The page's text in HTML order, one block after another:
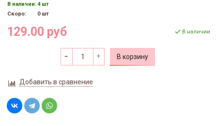
В наличии:4 шт
Скоро:
0 шт
129.00 руб В наличии
В корзину
Добавить в сравнение